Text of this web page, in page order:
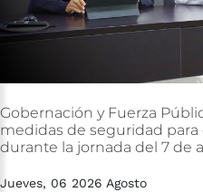
Gobernación y Fuerza
medidas de seguridad para
durante la jornada del 7 de
Jueves, 06 2026 Agosto